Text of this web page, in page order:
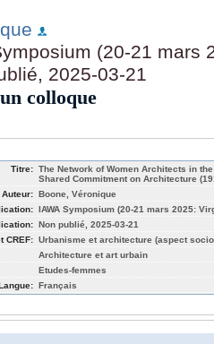
(20-21 mars
2025-03-21
colloque
Titre: The Network of Women Architects in
Shared Commitment on Architecture
Auteur: Boone, Véronique
IAWA Symposium (20-21 mars 2025:
Non publié, 2025-03-21
CREF: Urbanisme et architecture (aspect
Architecture et art urbain
Etudes-femmes
Français